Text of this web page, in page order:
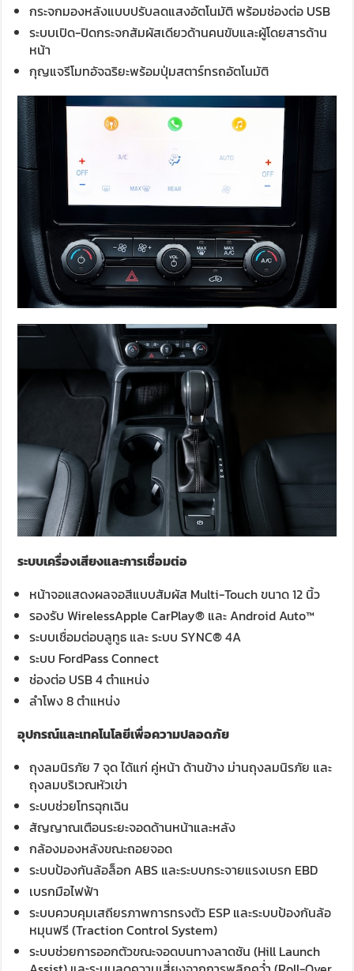
กระจกมองหลังแบบปรับลดแสงอัตโนมัติ พร้อมช่องต่อ USB
ระบบเปิด-ปิดกระจกสัมผัสเดียวด้านคนขับและผู้โดยสารด้าน
หน้า
กุญแจรีโมทอัจฉริยะพร้อมปุ่มสตาร์ทรถอัตโนมัติ
ระบบเครื่องเสียงและการเชื่อมต่อ
หน้าจอแสดงผลจอสีแบบสัมผัส Multi-Touch ขนาด 12 นิ้ว
รองรับ WirelessApple CarPlay® และ Android Auto™
ระบบเชื่อมต่อบลูทูธ และ ระบบ SYNC® 4A
ระบบ FordPass Connect
ช่องต่อ USB 4 ตำแหน่ง
ลำโพง 8 ตำแหน่ง
อุปกรณ์และเทคโนโลยีเพื่อความปลอดภัย
ถุงลมนิรภัย 7 จุด ได้แก่ คู่หน้า ด้านข้าง ม่านถุงลมนิรภัย และ
ถุงลมบริเวณหัวเข่า
ระบบช่วยโทรฉุกเฉิน
สัญญาณเตือนระยะจอดด้านหน้าและหลัง
กล้องมองหลังขณะถอยจอด
ระบบป้องกันล้อล็อก ABS และระบบกระจายแรงเบรก EBD
เบรกมือไฟฟ้า
ระบบควบคุมเสถียรภาพการทรงตัว ESP และระบบป้องกันล้อ
หมุนฟรี (Traction Control System)
ระบบช่วยการออกตัวขณะจอดบนทางลาดชัน (Hill Launch